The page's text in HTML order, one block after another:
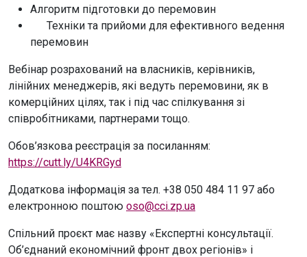
Алгоритм підготовки до перемовин
Техніки та прийоми для ефективного ведення
перемовин
Вебінар розрахований на власників, керівників,
лінійних менеджерів, які ведуть перемовини, як в
комерційних цілях, так і під час спілкування зі
співробітниками, партнерами тощо.
Обов’язкова реєстрація за посиланням:
https://cutt.ly/U4KRGyd
Додаткова інформація за тел. +38 050 484 11 97 або
електронною поштою oso@cci.zp.ua
Спільний проєкт має назву «Експертні консультації.
Об’єднаний економічний фронт двох регіонів» і